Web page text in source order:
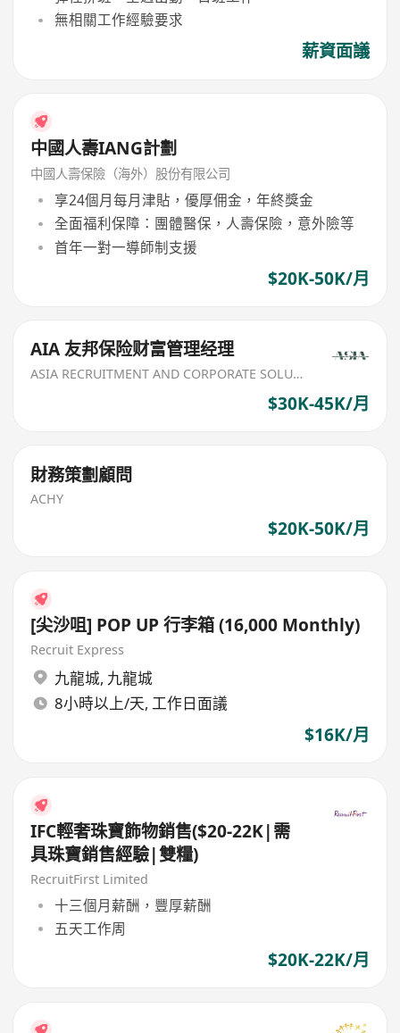
無相關工作經驗要求
薪資面議
中國人壽IANG計劃
中國人壽保險（海外）股份有限公司
享24個月每月津貼，優厚佣金，年終獎金
全面福利保障：團體醫保，人壽保險，意外險等
首年一對一導師制支援
$20K-50K/月
AIA 友邦保险财富管理经理
ASIA RECRUITMENT AND CORPORATE SOLUTION LIMITED
$30K-45K/月
財務策劃顧問
ACHY
$20K-50K/月
[尖沙咀] POP UP 行李箱 (16,000 Monthly)
Recruit Express
九龍城, 九龍城
8小時以上/天, 工作日面議
$16K/月
IFC輕奢珠寶飾物銷售($20-22K|需
具珠寶銷售經驗|雙糧)
RecruitFirst Limited
十三個月薪酬，豐厚薪酬
五天工作周
$20K-22K/月